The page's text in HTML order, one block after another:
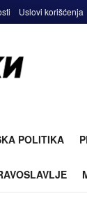
Uslovi korišćenja
POLITIKA